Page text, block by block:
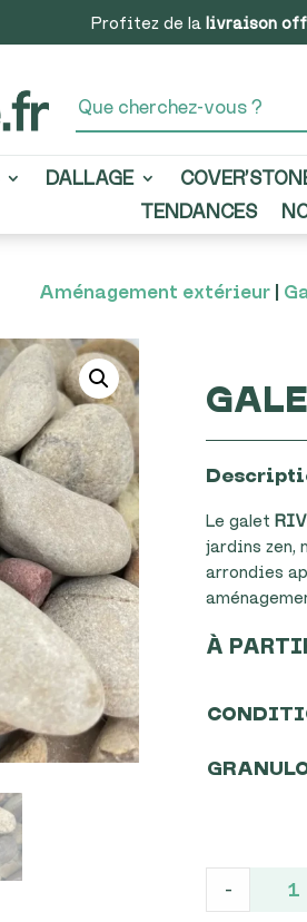
Profitez de la livraison
DALLAGE
TENDANCES
Aménagement extérieur
Le galet
jardins zen,
arrondies
À
RIVIERE
-